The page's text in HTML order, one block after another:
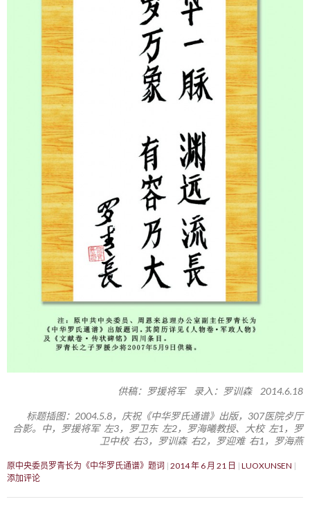
供稿：罗援将军 录入：罗训森 2014.6.18
标题插图：2004.5.8，庆祝《中华罗氏通谱》出版，307医院歺厅
合影。中，罗援将军 左3，罗卫东 左2，罗海曦教授、大校 左1，罗
卫中校 右3，罗训森 右2，罗迎难 右1，罗海燕
原中央委员罗青长为《中华罗氏通谱》题词 2014 年 6 月 21 日
LUOXUNSEN
添加评论